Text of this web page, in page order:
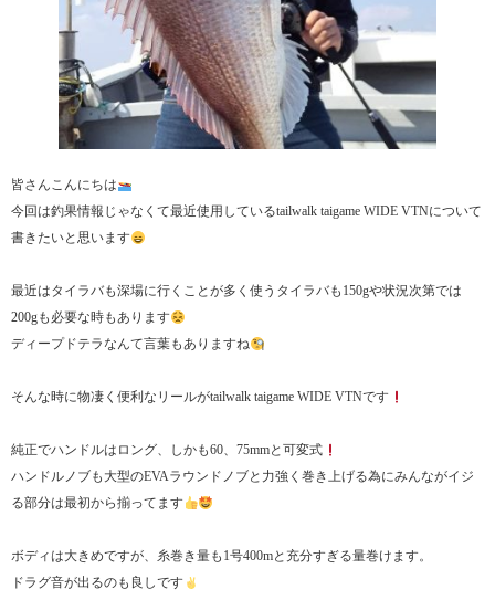
皆さんこんにちは
今回は釣果情報じゃなくて最近使用しているtailwalk taigame WIDE VTNについて
書きたいと思います
最近はタイラバも深場に行くことが多く使うタイラバも150gや状況次第では
200gも必要な時もあります
ディープドテラなんて言葉もありますね
そんな時に物凄く便利なリールがtailwalk taigame WIDE VTNです
純正でハンドルはロング、しかも60、75mmと可変式
ハンドルノブも大型のEVAラウンドノブと力強く巻き上げる為にみんながイジ
る部分は最初から揃ってます
ボディは大きめですが、糸巻き量も1号400mと充分すぎる量巻けます。
ドラグ音が出るのも良しです